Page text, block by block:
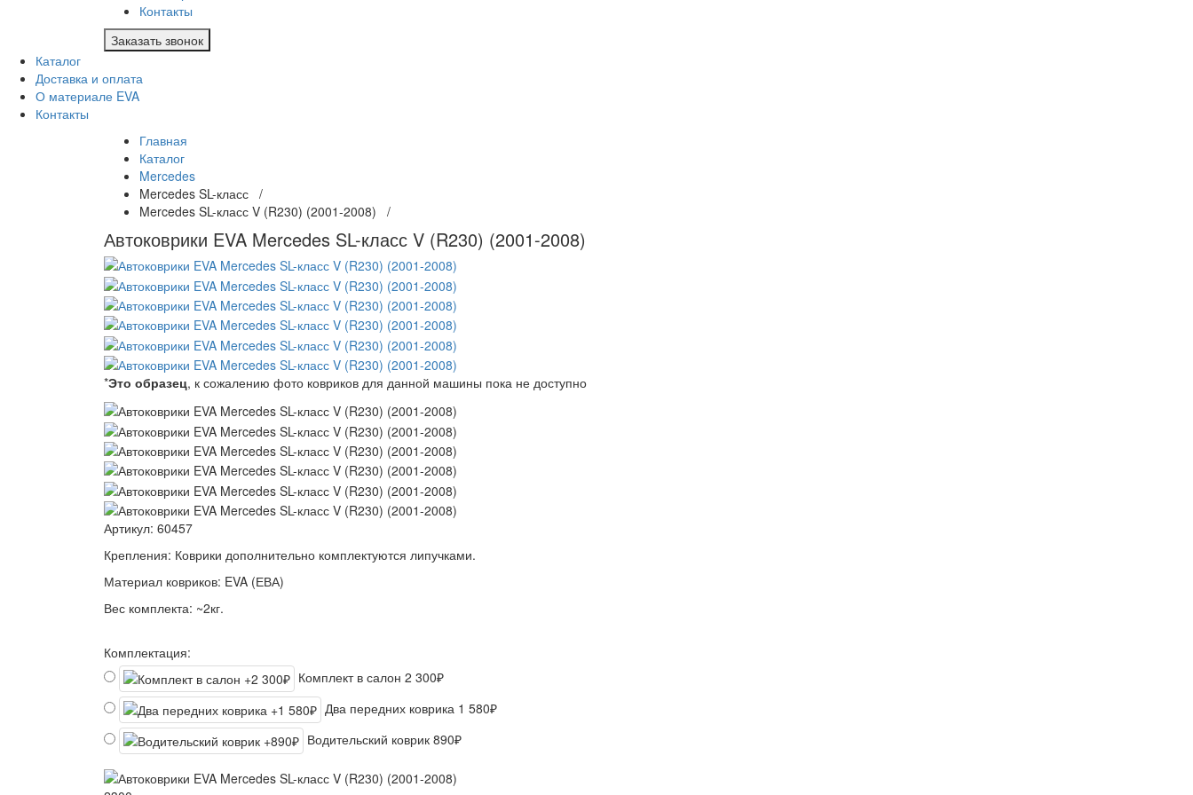
Контакты
Заказать звонок
Каталог
Доставка и оплата
О материале EVA
Контакты
Главная
Каталог
Mercedes
Mercedes SL-класс /
Mercedes SL-класс V (R230) (2001-2008) /
Автоковрики EVA Mercedes SL-класс V (R230) (2001-2008)
*Это образец, к сожалению фото ковриков для данной машины пока не доступно
Артикул: 60457
Крепления: Коврики дополнительно комплектуются липучками.
Материал ковриков: EVA (ЕВА)
Вес комплекта: ~2кг.
Комплектация:
Комплект в салон 2 300₽
Два передних коврика 1 580₽
Водительский коврик 890₽